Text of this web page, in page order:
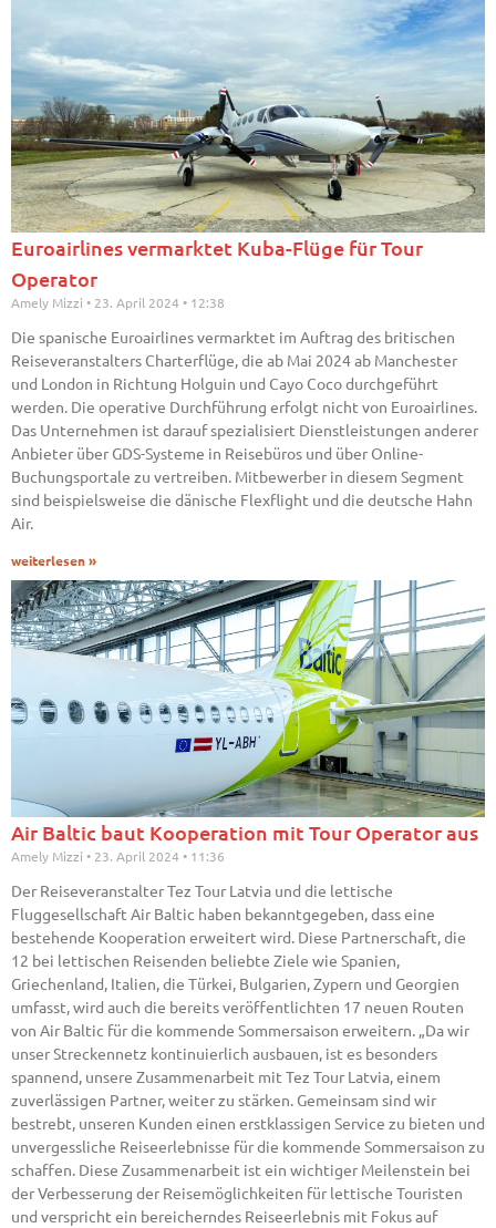
Euroairlines vermarktet Kuba-Flüge für Tour
Operator
Amely Mizzi 23. April 2024 12:38
Die spanische Euroairlines vermarktet im Auftrag des britischen
Reiseveranstalters Charterflüge, die ab Mai 2024 ab Manchester
und London in Richtung Holguin und Cayo Coco durchgeführt
werden. Die operative Durchführung erfolgt nicht von Euroairlines.
Das Unternehmen ist darauf spezialisiert Dienstleistungen anderer
Anbieter über GDS-Systeme in Reisebüros und über Online-
Buchungsportale zu vertreiben. Mitbewerber in diesem Segment
sind beispielsweise die dänische Flexflight und die deutsche Hahn
Air.
weiterlesen »
Air Baltic baut Kooperation mit Tour Operator aus
Amely Mizzi 23. April 2024 11:36
Der Reiseveranstalter Tez Tour Latvia und die lettische
Fluggesellschaft Air Baltic haben bekanntgegeben, dass eine
bestehende Kooperation erweitert wird. Diese Partnerschaft, die
12 bei lettischen Reisenden beliebte Ziele wie Spanien,
Griechenland, Italien, die Türkei, Bulgarien, Zypern und Georgien
umfasst, wird auch die bereits veröffentlichten 17 neuen Routen
von Air Baltic für die kommende Sommersaison erweitern. „Da wir
unser Streckennetz kontinuierlich ausbauen, ist es besonders
spannend, unsere Zusammenarbeit mit Tez Tour Latvia, einem
zuverlässigen Partner, weiter zu stärken. Gemeinsam sind wir
bestrebt, unseren Kunden einen erstklassigen Service zu bieten und
unvergessliche Reiseerlebnisse für die kommende Sommersaison zu
schaffen. Diese Zusammenarbeit ist ein wichtiger Meilenstein bei
der Verbesserung der Reisemöglichkeiten für lettische Touristen
und verspricht ein bereicherndes Reiseerlebnis mit Fokus auf